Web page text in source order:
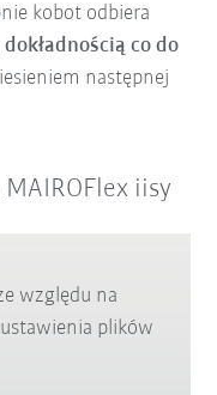
kobot odbiera
co do
następnej
iisy
względu na
plików